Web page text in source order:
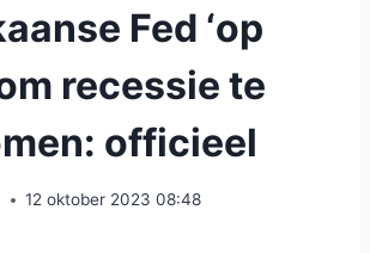
Fed ‘op
recessie te
officieel
12 oktober 2023 08:48